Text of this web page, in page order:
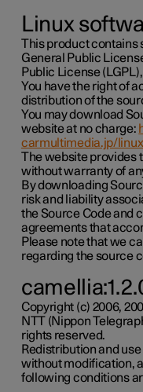
Linux
This product contains
General Public
Public License
You have the right of
distribution of the
You may download
website at no charge:
carmultimedia.jp/
The website provides
without warranty of
By downloading
risk and liability
the Source Code and
agreements that
Please note that we
regarding the source
Copyright (c) 2006,
NTT (Nippon
rights reserved.
Redistribution and
without modification,
following conditions